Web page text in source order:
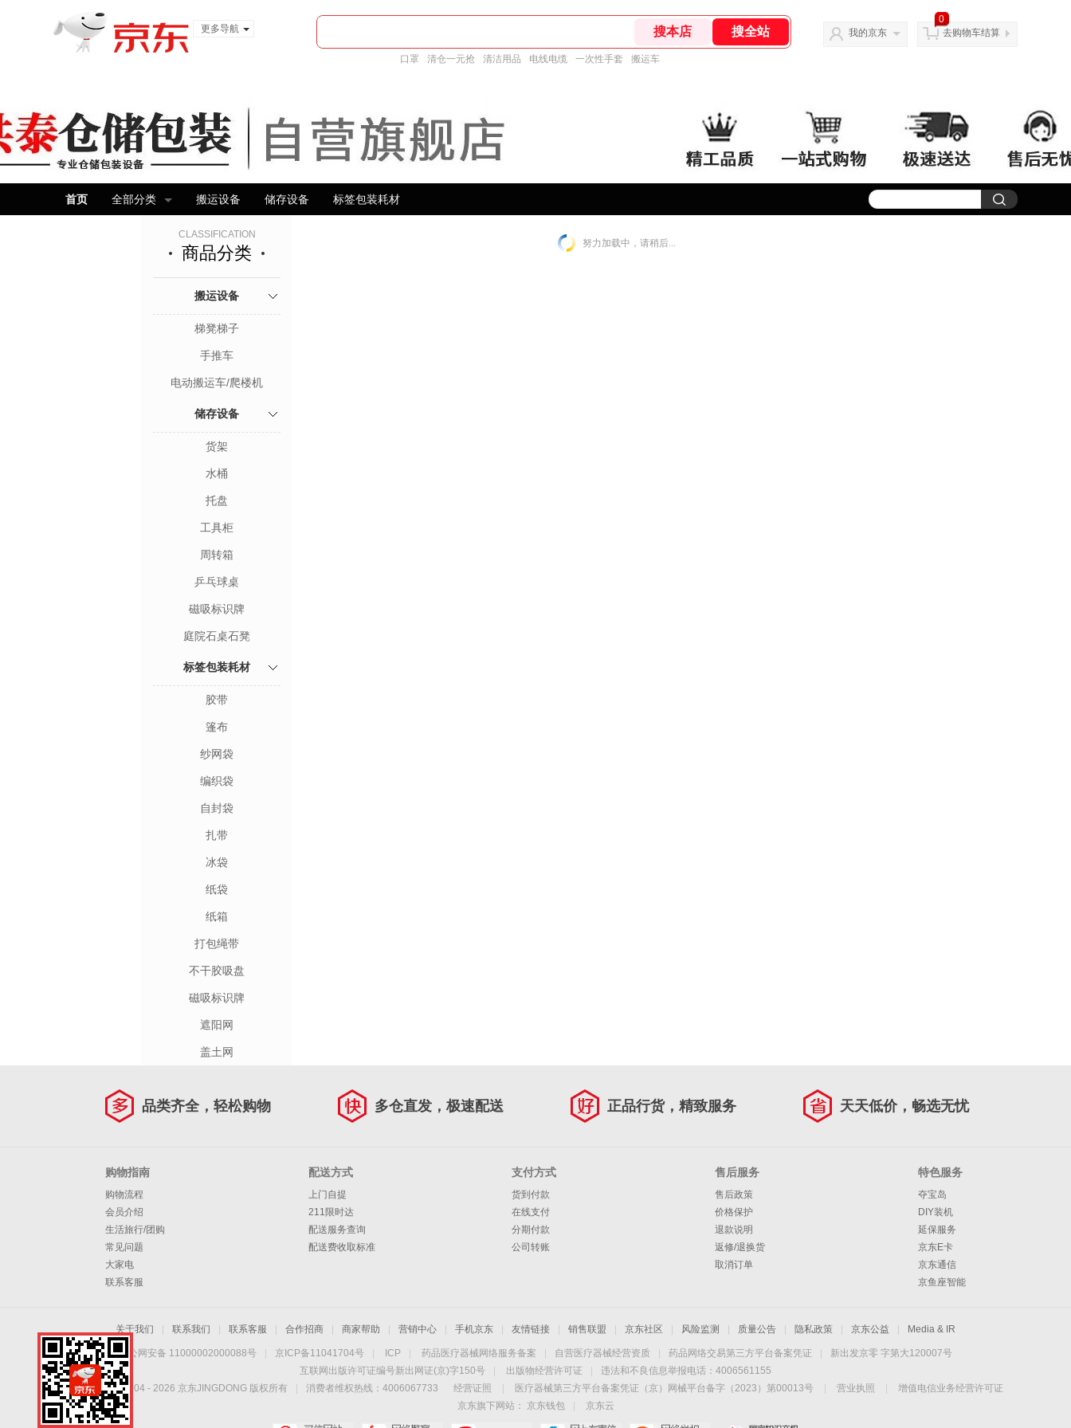
更多导航
口罩 清仓一元抢 清洁用品 电线电缆 一次性手套 搬运车
我的京东
0
去购物车结算
首页 全部分类 搬运设备 储存设备 标签包装耗材
CLASSIFICATION
商品分类
搬运设备
梯凳梯子
手推车
电动搬运车/爬楼机
储存设备
货架
水桶
托盘
工具柜
周转箱
乒乓球桌
磁吸标识牌
庭院石桌石凳
标签包装耗材
胶带
篷布
纱网袋
编织袋
自封袋
扎带
冰袋
纸袋
纸箱
打包绳带
不干胶吸盘
磁吸标识牌
遮阳网
盖土网
努力加载中，请稍后...
品类齐全，轻松购物 多仓直发，极速配送 正品行货，精致服务 天天低价，畅选无忧
购物指南
购物流程
会员介绍
生活旅行/团购
常见问题
大家电
联系客服
配送方式
上门自提
211限时达
配送服务查询
配送费收取标准
支付方式
货到付款
在线支付
分期付款
公司转账
售后服务
售后政策
价格保护
退款说明
返修/退换货
取消订单
特色服务
夺宝岛
DIY装机
延保服务
京东E卡
京东通信
京鱼座智能
关于我们 联系我们 联系客服 合作招商 商家帮助 营销中心 手机京东 友情链接 销售联盟 京东社区 风险监测 质量公告 隐私政策 京东公益 Media & IR
京公网安备 11000002000088号 京ICP备11041704号 ICP 药品医疗器械网络服务备案 自营医疗器械经营资质 药品网络交易第三方平台备案凭证
新出发京零 字第大120007号
互联网出版许可证编号新出网证(京)字150号
出版物经营许可证
违法和不良信息举报电话：4006561155
Copyright © 2004 - 2026 京东JINGDONG 版权所有 消费者维权热线：4006067733 经营证照 医疗器械第三方平台备案凭证（京）网械平台备字（2023）第00013号 营业执照
增值电信业务经营许可证
京东旗下网站：
京东钱包
京东云
手机扫一扫，劲爆优